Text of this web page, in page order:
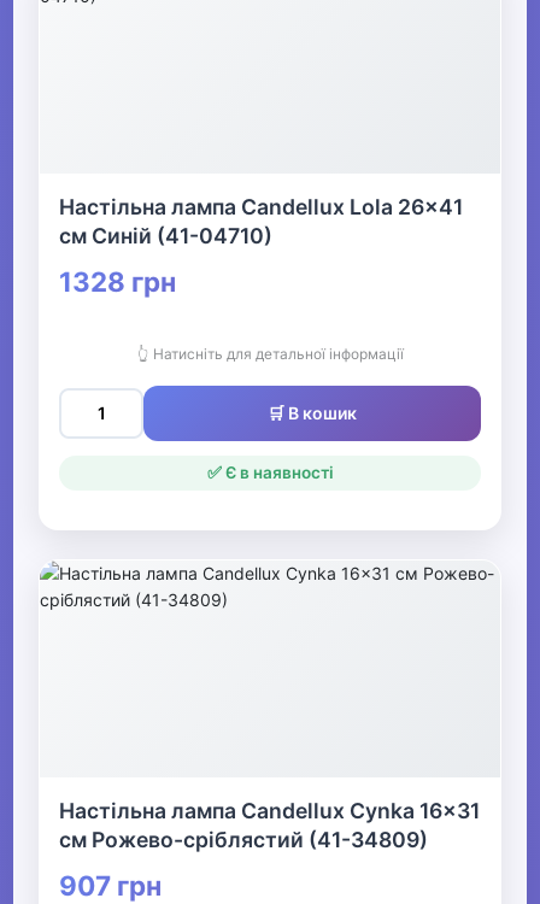
Настільна лампа Candellux Lola 26x41
см Синій (41-04710)
1328 грн
👆 Натисніть для детальної інформації
🛒 В кошик
✅ Є в наявності
Настільна лампа Candellux Cynka 16x31
см Рожево-сріблястий (41-34809)
907 грн